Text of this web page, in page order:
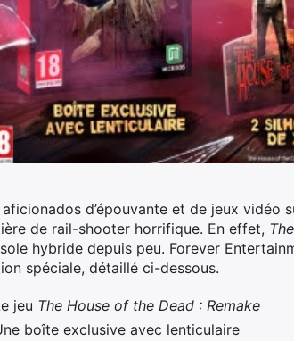
aficionados d’épouvante et de jeux vidéo
de rail-shooter horrifique. En effet,
hybride depuis peu. Forever
spéciale, détaillé ci-dessous.
jeu The House of the Dead : Remake
boîte exclusive avec lenticulaire